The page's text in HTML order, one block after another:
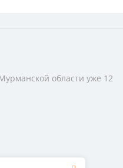
области уже 12